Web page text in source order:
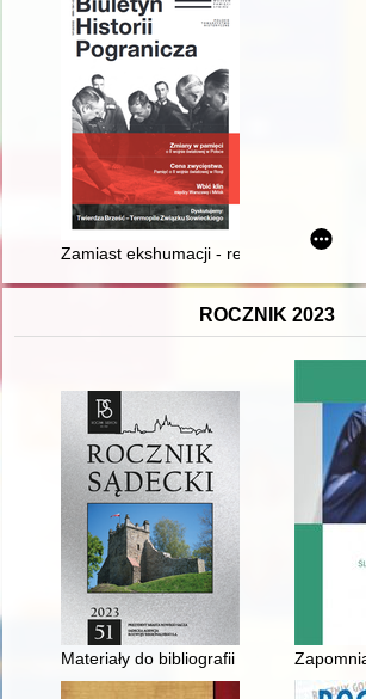
Zamiast ekshumacji - recenzja]
ROCZNIK 2023
Materiały do bibliografii Sądecczyzny